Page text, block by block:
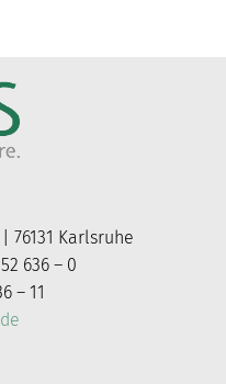
76131 Karlsruhe
636 – 0
– 11